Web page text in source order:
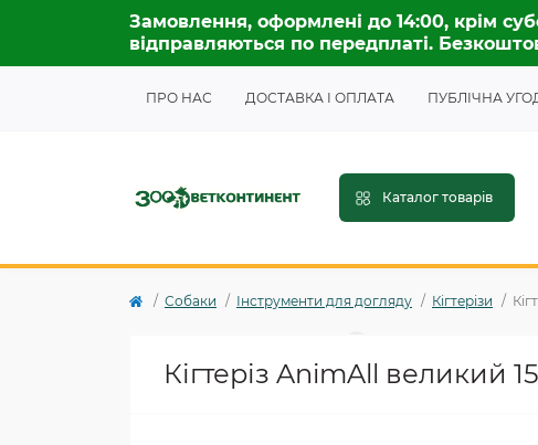
Замовлення, оформлені до 14:00, крім
відправляються по передплаті.
ПРО НАС ДОСТАВКА І ОПЛАТА ПУБЛІЧНА
Каталог товарів
Собаки Інструменти для догляду Кігтерізи
Кігтеріз AnimAll великий